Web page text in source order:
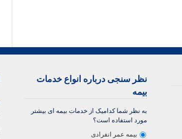
نظر سنجی درباره انواع خدمات
بیمه
به نظر شما کدامیک از خدمات بیمه ای بیشتر
مورد استفاده است؟
بیمه عمر انفرادی